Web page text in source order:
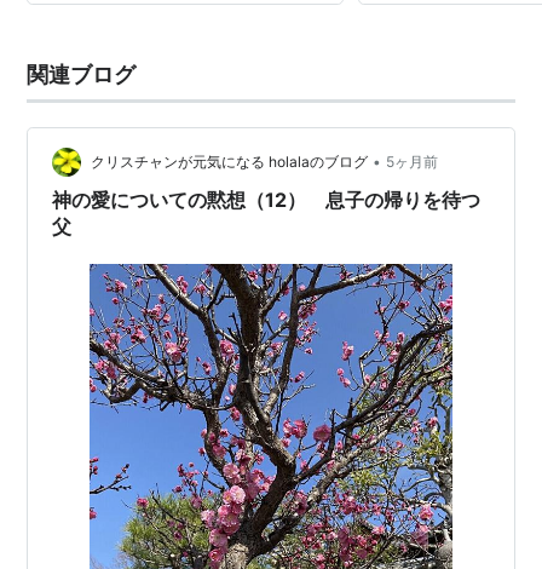
関連ブログ
クリスチャンが元気になる holalaのブログ • 5ヶ月前
神の愛についての黙想（12） 息子の帰りを待つ
父